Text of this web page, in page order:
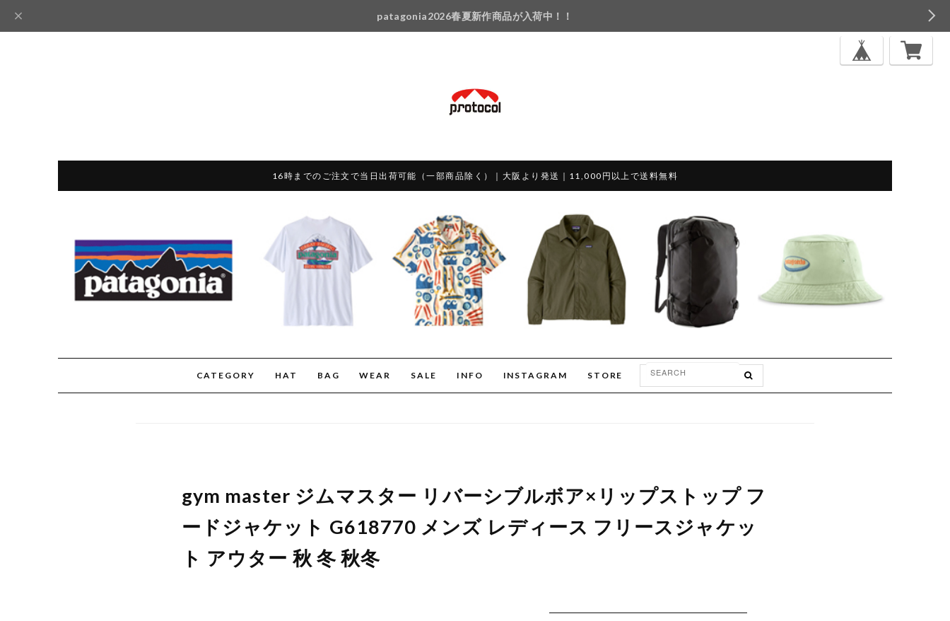
patagonia2026春夏新作商品が入荷中！！
16時までのご注文で当日出荷可能（一部商品除く）｜大阪より発送｜11,000円以上で送料無料
CATEGORY HAT BAG WEAR SALE INFO INSTAGRAM STORE
gym master ジムマスター リバーシブルボア×リップストップ フ
ードジャケット G618770 メンズ レディース フリースジャケッ
ト アウター 秋 冬 秋冬